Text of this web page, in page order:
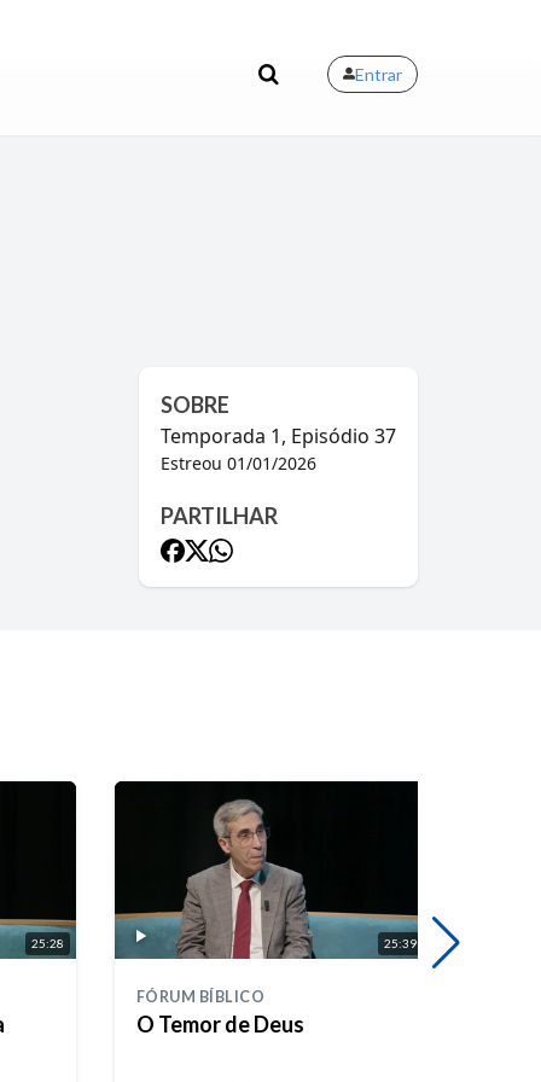
Entrar
SOBRE
Temporada 1, Episódio 37
Estreou 01/01/2026
PARTILHAR
25:28 25:39
FÓRUM BÍBLICO
O Temor de Deus